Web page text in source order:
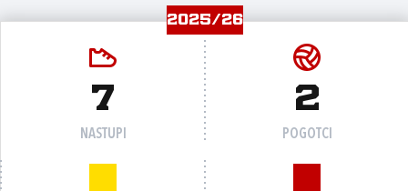
2025/26
7
NASTUPI
2
POGOTCI